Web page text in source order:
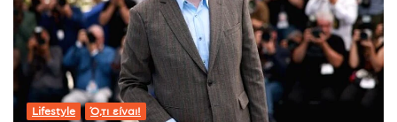
Lifestyle Ό,τι είναι!